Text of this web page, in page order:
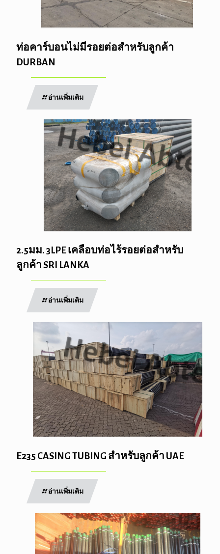
ท่อคาร์บอนไม่มีรอยต่อสำหรับลูกค้า
DURBAN
อ่านเพิ่มเติม
2.5มม. 3LPE เคลือบท่อไร้รอยต่อสำหรับ
ลูกค้า SRI LANKA
อ่านเพิ่มเติม
E235 CASING TUBING สำหรับลูกค้า UAE
อ่านเพิ่มเติม